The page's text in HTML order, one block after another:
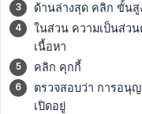
ด้านล่างสุด คลิก ขั้นสู
ในส่วน ความเป็นส่ว
เนื้อหา
คลิก คุกกี้
ตรวจสอบว่า การอนุ
เปิดอยู่